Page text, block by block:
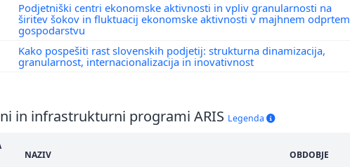
Podjetniški centri ekonomske aktivnosti in vpliv granularnosti na
širitev šokov in fluktuacij ekonomske aktivnosti v majhnem odprtem
gospodarstvu
Kako pospešiti rast slovenskih podjetij: strukturna dinamizacija,
granularnost, internacionalizacija in inovativnost
in infrastrukturni programi ARIS Legenda
NAZIV OBDOBJE